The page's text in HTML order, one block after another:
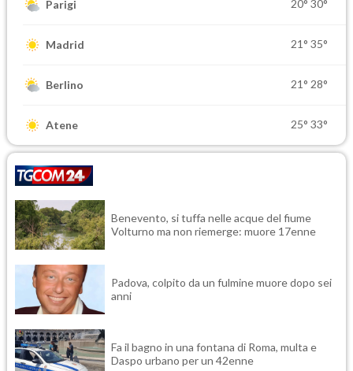
Parigi 20° 30°
Madrid 21° 35°
Berlino 21° 28°
Atene 25° 33°
Benevento, si tuffa nelle acque del fiume
Volturno ma non riemerge: muore 17enne
Padova, colpito da un fulmine muore dopo sei
anni
Fa il bagno in una fontana di Roma, multa e
Daspo urbano per un 42enne